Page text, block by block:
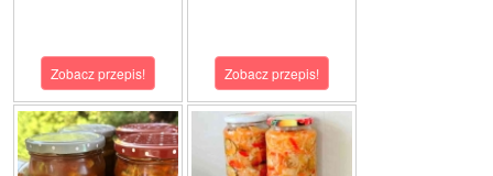
Zobacz przepis! Zobacz przepis!